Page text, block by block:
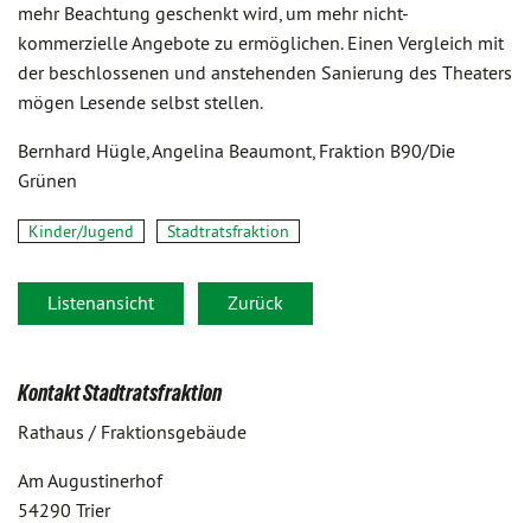
mehr Beachtung geschenkt wird, um mehr nicht-
kommerzielle Angebote zu ermöglichen. Einen Vergleich mit
der beschlossenen und anstehenden Sanierung des Theaters
mögen Lesende selbst stellen.
Bernhard Hügle, Angelina Beaumont, Fraktion B90/Die
Grünen
Kinder/Jugend Stadtratsfraktion
Listenansicht Zurück
Kontakt Stadtratsfraktion
Rathaus / Fraktionsgebäude
Am Augustinerhof
54290 Trier